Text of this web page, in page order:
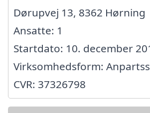
Dørupvej 13, 8362 Hørning
Ansatte: 1
Startdato: 10. december
Virksomhedsform:
CVR: 37326798